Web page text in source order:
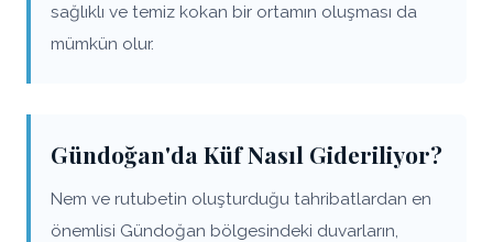
sağlıklı ve temiz kokan bir ortamın oluşması da
mümkün olur.
Gündoğan'da Küf Nasıl Gideriliyor?
Nem ve rutubetin oluşturduğu tahribatlardan en
önemlisi Gündoğan bölgesindeki duvarların,